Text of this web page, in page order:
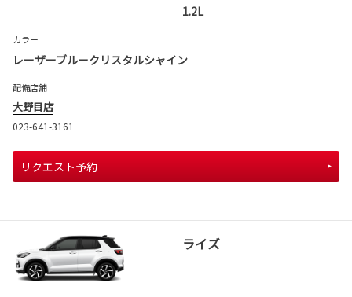
1.2L
カラー
レーザーブルークリスタルシャイン
配備店舗
大野目店
023-641-3161
リクエスト予約
ライズ